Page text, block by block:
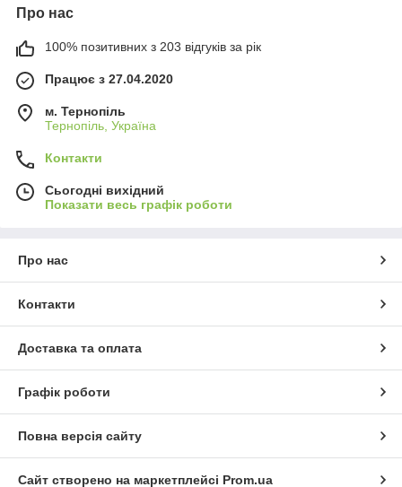
Про нас
100% позитивних з 203 відгуків за рік
Працює з 27.04.2020
м. Тернопіль
Тернопіль, Україна
Контакти
Сьогодні вихідний
Показати весь графік роботи
Про нас
Контакти
Доставка та оплата
Графік роботи
Повна версія сайту
Сайт створено на маркетплейсі Prom.ua